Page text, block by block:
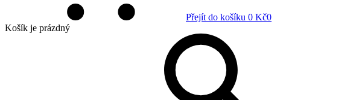
Přejít do košíku 0 Kč0
Košík je prázdný